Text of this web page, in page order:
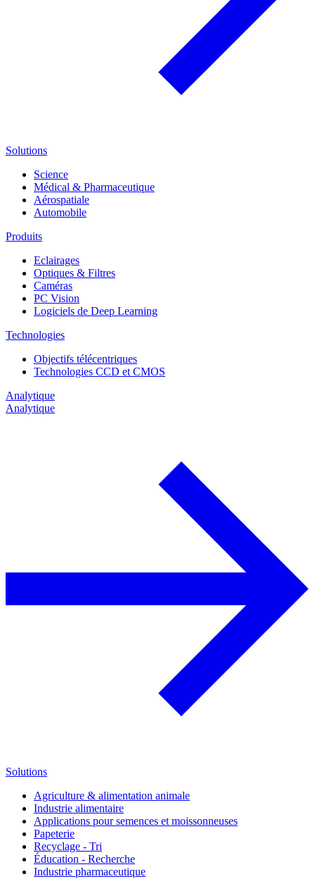
Solutions
Science
Médical & Pharmaceutique
Aérospatiale
Automobile
Produits
Eclairages
Optiques & Filtres
Caméras
PC Vision
Logiciels de Deep Learning
Technologies
Objectifs télécentriques
Technologies CCD et CMOS
Analytique
Analytique
Solutions
Agriculture & alimentation animale
Industrie alimentaire
Applications pour semences et moissonneuses
Papeterie
Recyclage - Tri
Éducation - Recherche
Industrie pharmaceutique